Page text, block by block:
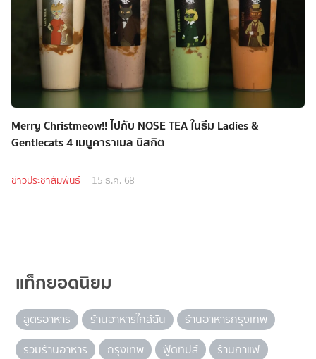
Merry Christmeow!! ไปกับ NOSE TEA ในธีม Ladies &
Gentlecats 4 เมนูคาราเมล บิสกิต
ข่าวประชาสัมพันธ์ 15 ธ.ค. 68
แท็กยอดนิยม
สูตรอาหาร ร้านอาหารใกล้ฉัน
ร้านอาหารกรุงเทพ
รวมร้านอาหาร
กรุงเทพ ฟู้ดทิปส์
ร้านกาแฟ